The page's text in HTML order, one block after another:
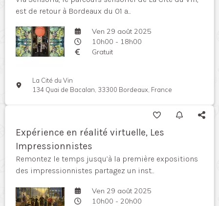
est de retour à Bordeaux du 01 a...
Ven 29 août 2025
10h00 - 18h00
Gratuit
La Cité du Vin
134 Quai de Bacalan, 33300 Bordeaux, France
Expérience en réalité virtuelle, Les
Impressionnistes
Remontez le temps jusqu’à la première expositions
des impressionnistes partagez un inst...
Ven 29 août 2025
10h00 - 20h00